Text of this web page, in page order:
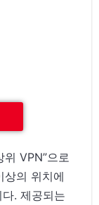
VPN”으로
상의 위치에
. 제공되는